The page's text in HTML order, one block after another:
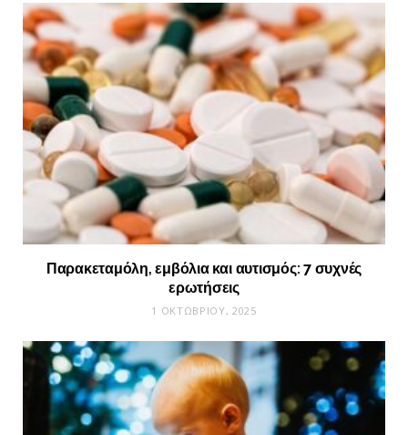
Παρακεταμόλη, εμβόλια και αυτισμός: 7 συχνές
ερωτήσεις
1 ΟΚΤΩΒΡΊΟΥ, 2025